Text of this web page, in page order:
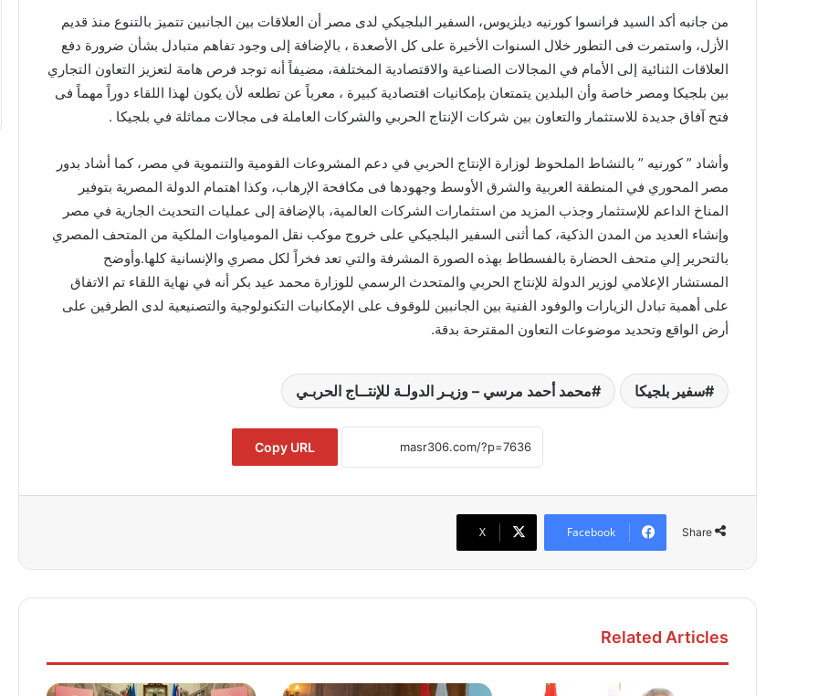
من جانبه أكد السيد فرانسوا كورنيه ديلزيوس، السفير البلجيكي لدى مصر أن العلاقات بين الجانبين تتميز بالتنوع منذ قديم
الأزل، واستمرت فى التطور خلال السنوات الأخيرة على كل الأصعدة ، بالإضافة إلى وجود تفاهم متبادل بشأن ضرورة دفع
العلاقات الثنائية إلى الأمام في المجالات الصناعية والاقتصادية المختلفة، مضيفاً أنه توجد فرص هامة لتعزيز التعاون التجاري
بين بلجيكا ومصر خاصة وأن البلدين يتمتعان بإمكانيات اقتصادية كبيرة ، معرباً عن تطلعه لأن يكون لهذا اللقاء دوراً مهماً فى
فتح آفاق جديدة للاستثمار والتعاون بين شركات الإنتاج الحربي والشركات العاملة فى مجالات مماثلة في بلجيكا .
وأشاد ” كورنيه ” بالنشاط الملحوظ لوزارة الإنتاج الحربي في دعم المشروعات القومية والتنموية في مصر، كما أشاد بدور
مصر المحوري في المنطقة العربية والشرق الأوسط وجهودها فى مكافحة الإرهاب، وكذا اهتمام الدولة المصرية بتوفير
المناخ الداعم للإستثمار وجذب المزيد من استثمارات الشركات العالمية، بالإضافة إلى عمليات التحديث الجارية في مصر
وإنشاء العديد من المدن الذكية، كما أثنى السفير البلجيكي على خروج موكب نقل المومياوات الملكية من المتحف المصري
بالتحرير إلي متحف الحضارة بالفسطاط بهذه الصورة المشرفة والتي تعد فخراً لكل مصري والإنسانية كلها.وأوضح
المستشار الإعلامي لوزير الدولة للإنتاج الحربي والمتحدث الرسمي للوزارة محمد عيد بكر أنه في نهاية اللقاء تم الاتفاق
على أهمية تبادل الزيارات والوفود الفنية بين الجانبين للوقوف على الإمكانيات التكنولوجية والتصنيعية لدى الطرفين على
أرض الواقع وتحديد موضوعات التعاون المقترحة بدقة.
سفير بلجيكا محمد أحمد مرسي – وزيـر الدولـة للإنتــاج الحربـي
Copy URL
Share
Facebook
X
Related Articles
الحرب
الأوسع
..
“عبدالحليم قنديل ” يكتب: دقت ساعة
الحرب الأوسع ..
..
“عبدالحليم قنديل” يكتب: حرب
الأوسع ..